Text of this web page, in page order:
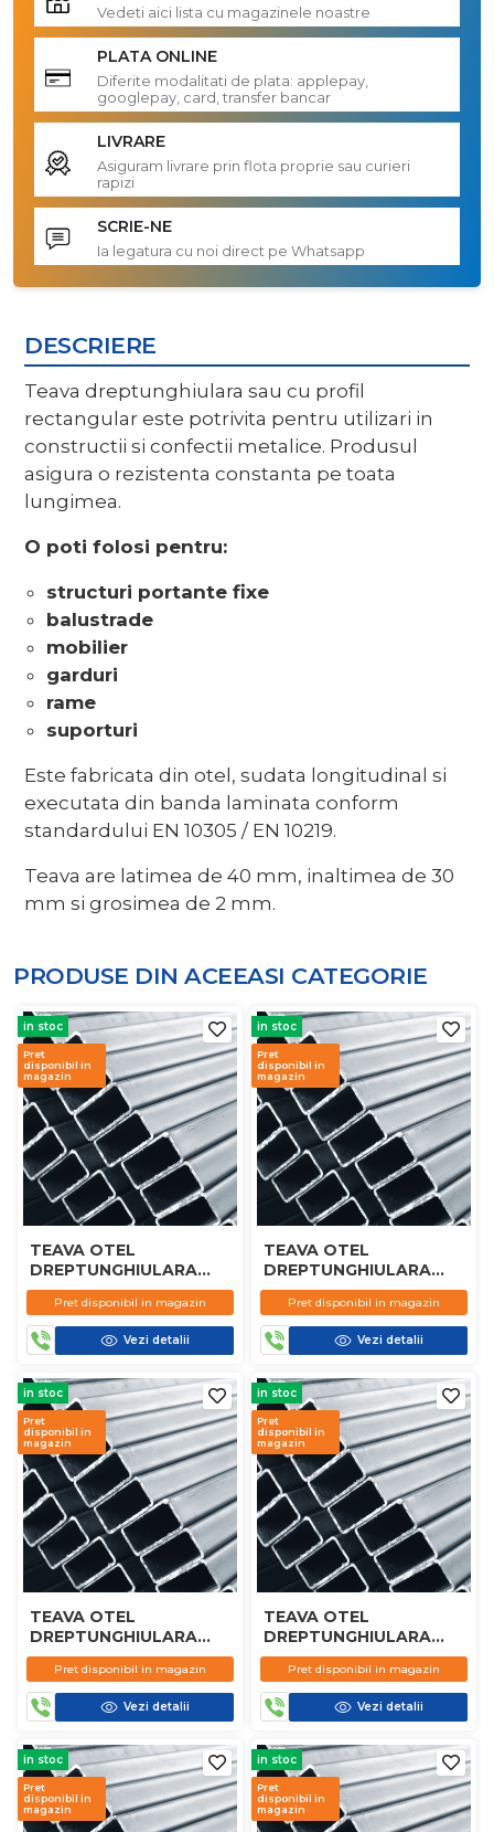
Vedeti aici lista cu magazinele noastre
PLATA ONLINE
Diferite modalitati de plata: applepay,
googlepay, card, transfer bancar
LIVRARE
Asiguram livrare prin flota proprie sau curieri
rapizi
SCRIE-NE
Ia legatura cu noi direct pe Whatsapp
DESCRIERE
Teava dreptunghiulara sau cu profil
rectangular este potrivita pentru utilizari in
constructii si confectii metalice. Produsul
asigura o rezistenta constanta pe toata
lungimea.
O poti folosi pentru:
structuri portante fixe
balustrade
mobilier
garduri
rame
suporturi
Este fabricata din otel, sudata longitudinal si
executata din banda laminata conform
standardului EN 10305 / EN 10219.
Teava are latimea de 40 mm, inaltimea de 30
mm si grosimea de 2 mm.
PRODUSE DIN ACEEASI CATEGORIE
in stoc
Pret
disponibil in
magazin
TEAVA OTEL
DREPTUNGHIULARA
80X40X3MM
Pret disponibil in magazin
Vezi detalii
in stoc
Pret
disponibil in
magazin
TEAVA OTEL
DREPTUNGHIULARA
80X40X2MM
Pret disponibil in magazin
Vezi detalii
in stoc
Pret
disponibil in
magazin
TEAVA OTEL
DREPTUNGHIULARA
80X20X2MM
Pret disponibil in magazin
Vezi detalii
in stoc
Pret
disponibil in
magazin
TEAVA OTEL
DREPTUNGHIULARA
60X40X4MM
Pret disponibil in magazin
Vezi detalii
in stoc
Pret
disponibil in
magazin
in stoc
Pret
disponibil in
magazin